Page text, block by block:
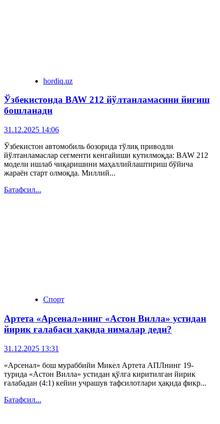
hordiq.uz
Ўзбекистонда BAW 212 йўлтанламасини йиғиш
бошланади
31.12.2025 14:06
Ўзбекистон автомобиль бозорида тўлиқ приводли
йўлтанламаслар сегменти кенгайиши кутилмоқда: BAW 212
модели ишлаб чиқаришини маҳаллийлаштириш бўйича
жараён старт олмоқда. Миллий...
Батафсил...
Спорт
Артета «Арсенал»нинг «Астон Вилла» устидан
йирик ғалабаси ҳақида нималар деди?
31.12.2025 13:31
«Арсенал» бош мураббийи Микел Артета АПЛнинг 19-
турида «Астон Вилла» устидан қўлга киритилган йирик
ғалабадан (4:1) кейин учрашув тафсилотлари ҳақида фикр...
Батафсил...